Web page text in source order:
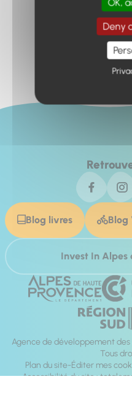
Retour
Blog livres Blog
Invest In Alpes
Agence de développement
Tous
Plan du site Éditer mes
Accessibilité du site :
OK,
Deny